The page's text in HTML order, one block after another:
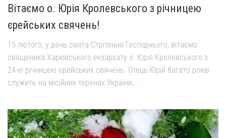
Вітаємо о. Юрія Кролевського з річницею
єрейських свячень!
15 лютого, у день свята Стрітення Господнього, вітаємо
священика Харківського екзархату о. Юрія Кролевського з
24-ю річницею єрейських свячень. Отець Юрій багато років
служить на місійних теренах України,...